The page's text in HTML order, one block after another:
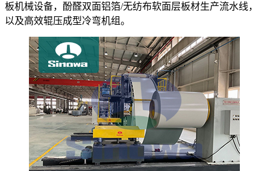
板机械设备，酚醛双面铝箔/无纺布软面层板材生产流水线，
以及高效辊压成型冷弯机组。